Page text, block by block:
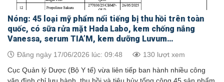
Nóng: 45 loại mỹ phẩm nổi tiếng bị thu hồi trên toàn
quốc, có sữa rửa mặt Hada Labo, kem chống nắng
Vanessa, serum TIA’M, kem dưỡng Luvum…
Đăng ngày 17/06/2026 lúc: 09:48 130 lượt xem
Cục Quản lý Dược (Bộ Y tế) vừa liên tiếp ban hành nhiều công